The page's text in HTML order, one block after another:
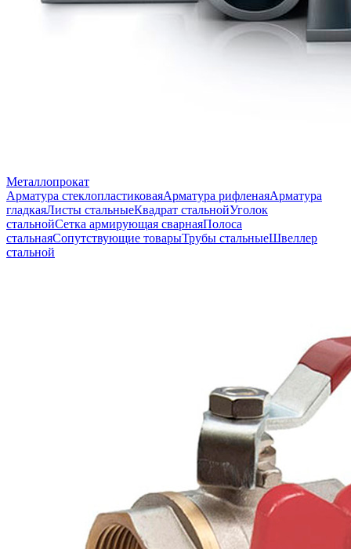
Металлопрокат
Арматура стеклопластиковаяАрматура рифленаяАрматура
гладкаяЛисты стальныеКвадрат стальнойУголок
стальнойСетка армирующая сварнаяПолоса
стальнаяСопутствующие товарыТрубы стальныеШвеллер
стальной